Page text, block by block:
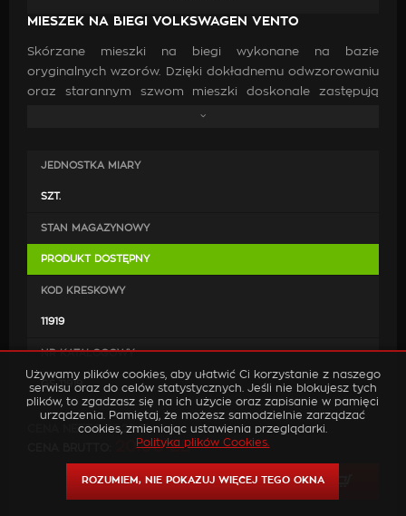
MIESZEK NA BIEGI VOLKSWAGEN VENTO
Skórzane mieszki na biegi wykonane na bazie
oryginalnych wzorów. Dzięki dokładnemu odwzorowaniu
oraz starannym szwom mieszki doskonale zastępują
oryginalne. Wykonanie ich z wysokiej jakości skóry oraz
się do poprawy estetyki wewnątrz samochodu.
JEDNOSTKA MIARY
SZT.
STAN MAGAZYNOWY
PRODUKT DOSTĘPNY
KOD KRESKOWY
11919
NR KATALOGOWY
GS 11919
CENA NETTO:16.26 ZŁ
20.00 ZŁ
DODAJ DO KOSZYKA
Używamy plików cookies, aby ułatwić Ci korzystanie z naszego
serwisu oraz do celów statystycznych. Jeśli nie blokujesz tych
plików, to zgadzasz się na ich użycie oraz zapisanie w pamięci
urządzenia. Pamiętaj, że możesz samodzielnie zarządzać
cookies, zmieniając ustawienia przeglądarki.
Polityka plików Cookies.
ROZUMIEM, NIE POKAZUJ WIĘCEJ TEGO OKNA